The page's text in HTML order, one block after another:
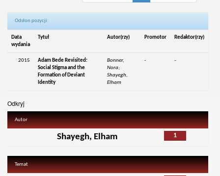
Odsłon pozycji:
Data
wydania
Tytuł Autor(rzy) Promotor Redaktor(rzy)
2015
Adam Bede Revisited:
Social Stigma and the
Formation of Deviant
Identity
Bonner,
Nora;
Shayegh,
Elham
- -
Odkryj
Autor
1
Shayegh, Elham
Temat